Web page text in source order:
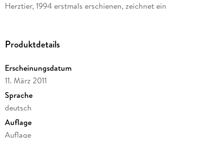
Herztier, 1994 erstmals erschienen, zeichnet ein
allgegenwärtige Angst und rauschhafte Liebe, gefährdete
Freundschaft und schwarzer Hass.
Produktdetails
Erscheinungsdatum
11. März 2011
Sprache
deutsch
Auflage
Auflage